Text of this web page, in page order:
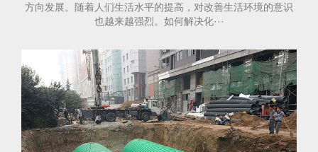
方向发展。随着人们生活水平的提高，对改善生活环境的意识
也越来越强烈。如何解决化···